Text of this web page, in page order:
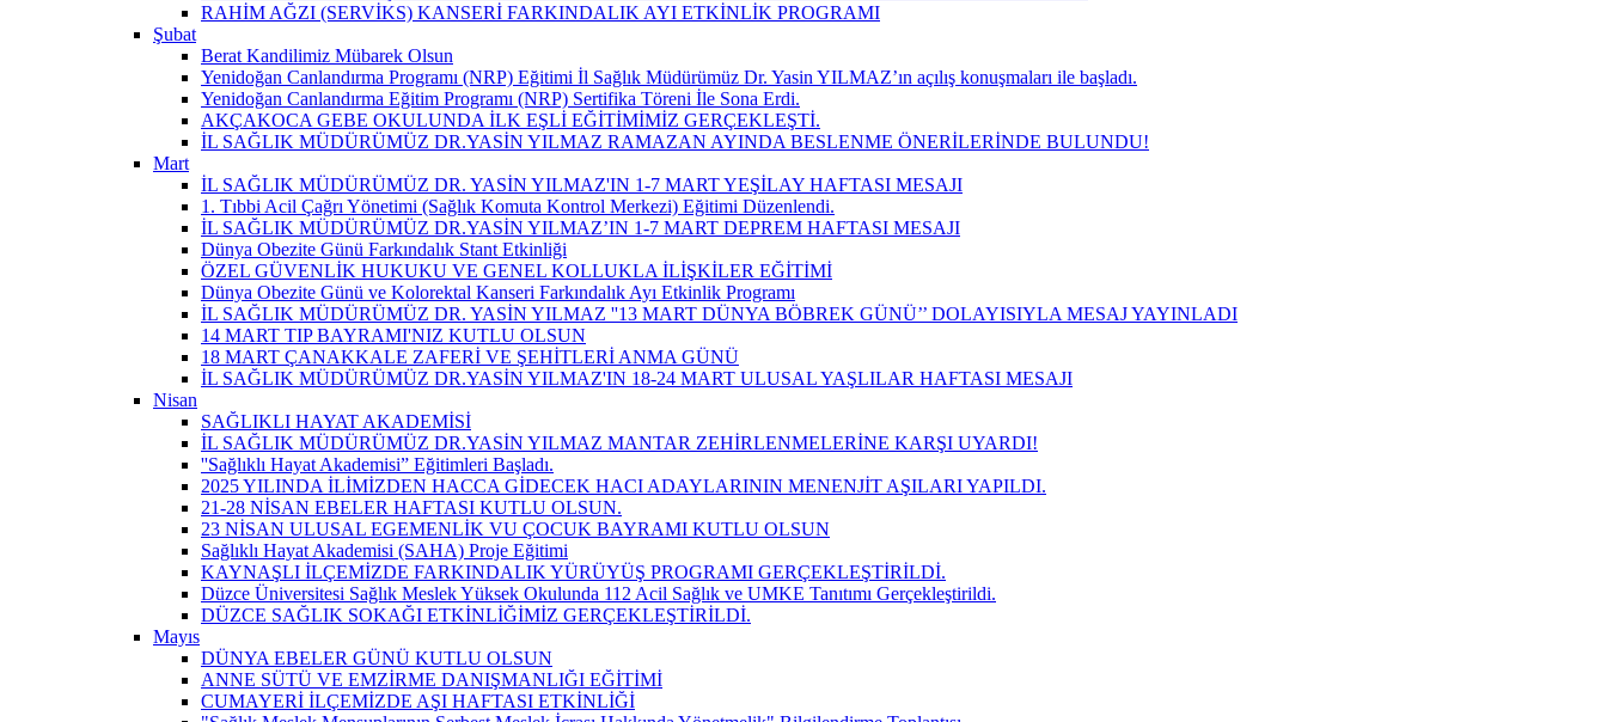
RAHİM AĞZI (SERVİKS) KANSERİ FARKINDALIK AYI ETKİNLİK PROGRAMI
Şubat
Berat Kandilimiz Mübarek Olsun
Yenidoğan Canlandırma Programı (NRP) Eğitimi İl Sağlık Müdürümüz Dr. Yasin YILMAZ’ın açılış konuşmaları ile başladı.
Yenidoğan Canlandırma Eğitim Programı (NRP) Sertifika Töreni İle Sona Erdi.
AKÇAKOCA GEBE OKULUNDA İLK EŞLİ EĞİTİMİMİZ GERÇEKLEŞTİ.
İL SAĞLIK MÜDÜRÜMÜZ DR.YASİN YILMAZ RAMAZAN AYINDA BESLENME ÖNERİLERİNDE BULUNDU!
Mart
İL SAĞLIK MÜDÜRÜMÜZ DR. YASİN YILMAZ'IN 1-7 MART YEŞİLAY HAFTASI MESAJI
1. Tıbbi Acil Çağrı Yönetimi (Sağlık Komuta Kontrol Merkezi) Eğitimi Düzenlendi.
İL SAĞLIK MÜDÜRÜMÜZ DR.YASİN YILMAZ’IN 1-7 MART DEPREM HAFTASI MESAJI
Dünya Obezite Günü Farkındalık Stant Etkinliği
ÖZEL GÜVENLİK HUKUKU VE GENEL KOLLUKLA İLİŞKİLER EĞİTİMİ
Dünya Obezite Günü ve Kolorektal Kanseri Farkındalık Ayı Etkinlik Programı
İL SAĞLIK MÜDÜRÜMÜZ DR. YASİN YILMAZ ''13 MART DÜNYA BÖBREK GÜNÜ’’ DOLAYISIYLA MESAJ YAYINLADI
14 MART TIP BAYRAMI'NIZ KUTLU OLSUN
18 MART ÇANAKKALE ZAFERİ VE ŞEHİTLERİ ANMA GÜNÜ
İL SAĞLIK MÜDÜRÜMÜZ DR.YASİN YILMAZ'IN 18-24 MART ULUSAL YAŞLILAR HAFTASI MESAJI
Nisan
SAĞLIKLI HAYAT AKADEMİSİ
İL SAĞLIK MÜDÜRÜMÜZ DR.YASİN YILMAZ MANTAR ZEHİRLENMELERİNE KARŞI UYARDI!
''Sağlıklı Hayat Akademisi” Eğitimleri Başladı.
2025 YILINDA İLİMİZDEN HACCA GİDECEK HACI ADAYLARININ MENENJİT AŞILARI YAPILDI.
21-28 NİSAN EBELER HAFTASI KUTLU OLSUN.
23 NİSAN ULUSAL EGEMENLİK VU ÇOCUK BAYRAMI KUTLU OLSUN
Sağlıklı Hayat Akademisi (SAHA) Proje Eğitimi
KAYNAŞLI İLÇEMİZDE FARKINDALIK YÜRÜYÜŞ PROGRAMI GERÇEKLEŞTİRİLDİ.
Düzce Üniversitesi Sağlık Meslek Yüksek Okulunda 112 Acil Sağlık ve UMKE Tanıtımı Gerçekleştirildi.
DÜZCE SAĞLIK SOKAĞI ETKİNLİĞİMİZ GERÇEKLEŞTİRİLDİ.
Mayıs
DÜNYA EBELER GÜNÜ KUTLU OLSUN
ANNE SÜTÜ VE EMZİRME DANIŞMANLIĞI EĞİTİMİ
CUMAYERİ İLÇEMİZDE AŞI HAFTASI ETKİNLİĞİ